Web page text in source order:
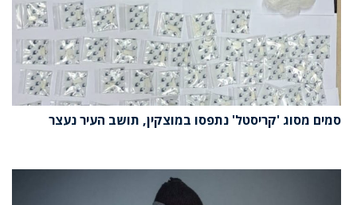
סמים מסוג 'קריסטל' נתפסו במוצקין, תושב העיר נעצר